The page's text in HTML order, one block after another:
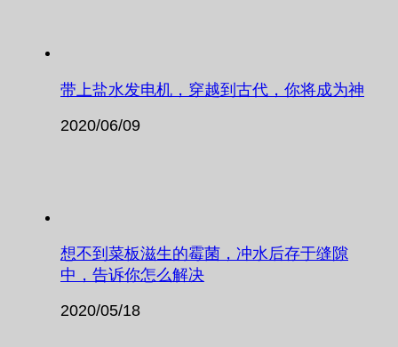
带上盐水发电机，穿越到古代，你将成为神
2020/06/09
想不到菜板滋生的霉菌，冲水后存于缝隙
中，告诉你怎么解决
2020/05/18